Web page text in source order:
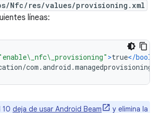
Nfc/res/values/provisioning.xml
líneas:
>true</bool>
com.android.managedprovisioning
10 deja de usar Android Beam
y elimina la